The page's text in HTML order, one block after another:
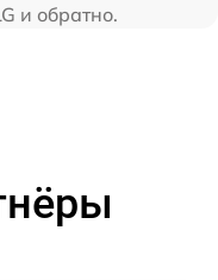
и обратно.